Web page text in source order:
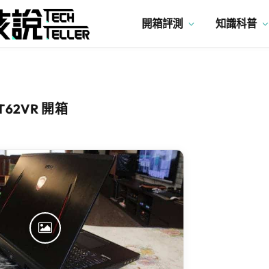
開箱評測 知識科普
開箱